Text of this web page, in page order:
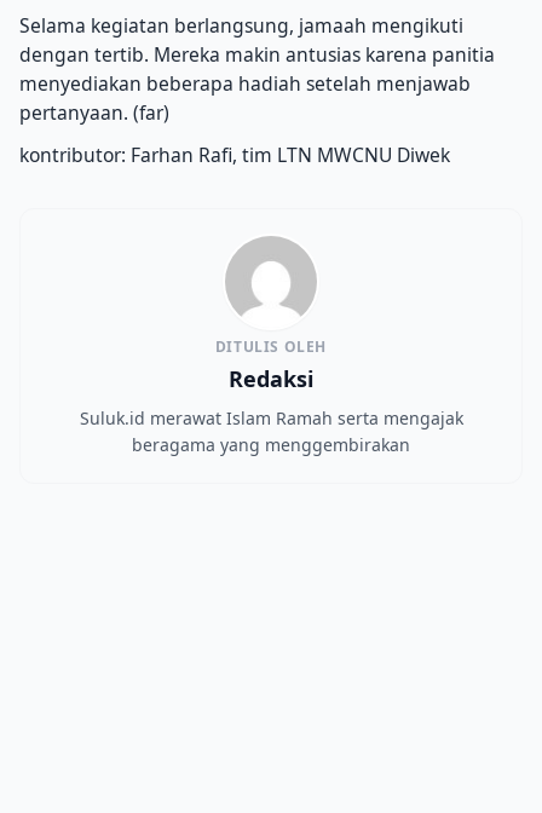
Selama kegiatan berlangsung, jamaah mengikuti
dengan tertib. Mereka makin antusias karena panitia
menyediakan beberapa hadiah setelah menjawab
pertanyaan. (far)
kontributor: Farhan Rafi, tim LTN MWCNU Diwek
DITULIS OLEH
Redaksi
Suluk.id merawat Islam Ramah serta mengajak
beragama yang menggembirakan